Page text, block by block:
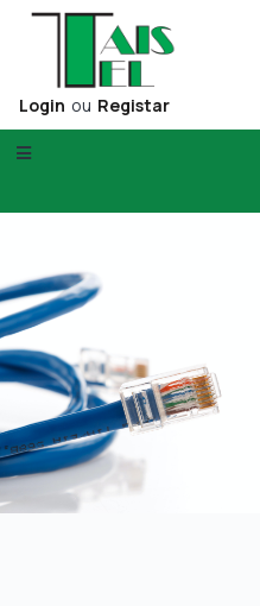
Login ou Registar